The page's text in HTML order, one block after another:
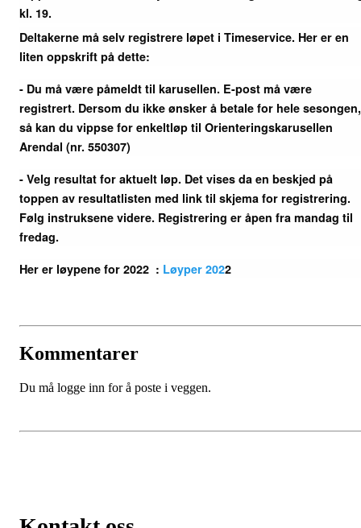
kl. 19.
Deltakerne må selv registrere løpet i Timeservice. Her er en
liten oppskrift på dette:
- Du må være påmeldt til karusellen. E-post må være
registrert. Dersom du ikke ønsker å betale for hele sesongen,
så kan du vippse for enkeltløp til Orienteringskarusellen
Arendal (nr. 550307)
- Velg resultat for aktuelt løp. Det vises da en beskjed på
toppen av resultatlisten med link til skjema for registrering.
Følg instruksene videre. Registrering er åpen fra mandag til
fredag.
Her er løypene for 2022 : Løyper 2022
Kommentarer
Du må logge inn for å poste i veggen.